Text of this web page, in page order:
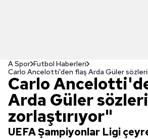
A Spor Futbol Haberleri
Carlo Ancelotti'den flaş Arda Güler sözleri!
Carlo
Arda Güler
zorlaştırıyor"
UEFA Şampiyonlar Ligi